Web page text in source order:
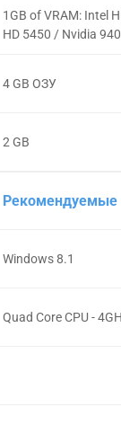
1GB of VRAM: Intel
HD 5450 / Nvidia
4 GB ОЗУ
2 GB
Рекомендуемые
Windows 8.1
Quad Core CPU -